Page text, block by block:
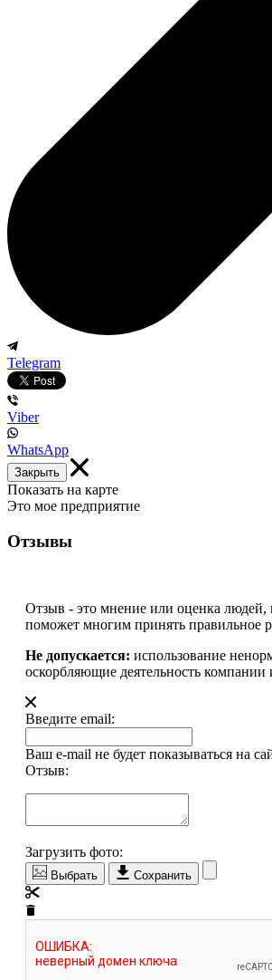
Telegram
Viber
WhatsApp
Закрыть
Показать на карте
Это мое предприятие
Отзывы
Отзыв - это мнение или оценка людей,
поможет многим принять правильное
Не допускается: использование
оскорбляющие деятельность
Введите email:
Ваш e-mail не будет показываться на
Отзыв:
Загрузить фото:
Выбрать Сохранить